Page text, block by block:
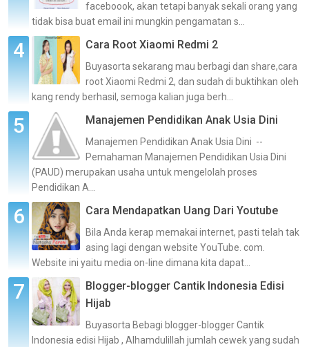
faceboook, akan tetapi banyak sekali orang yang
tidak bisa buat email ini mungkin pengamatan s...
Cara Root Xiaomi Redmi 2
Buyasorta sekarang mau berbagi dan share,cara
root Xiaomi Redmi 2, dan sudah di buktihkan oleh
kang rendy berhasil, semoga kalian juga berh...
Manajemen Pendidikan Anak Usia Dini
Manajemen Pendidikan Anak Usia Dini --
Pemahaman Manajemen Pendidikan Usia Dini
(PAUD) merupakan usaha untuk mengelolah proses
Pendidikan A...
Cara Mendapatkan Uang Dari Youtube
Bila Anda kerap memakai internet, pasti telah tak
asing lagi dengan website YouTube. com.
Website ini yaitu media on-line dimana kita dapat...
Blogger-blogger Cantik Indonesia Edisi
Hijab
Buyasorta Bebagi blogger-blogger Cantik
Indonesia edisi Hijab , Alhamdulillah jumlah cewek yang sudah